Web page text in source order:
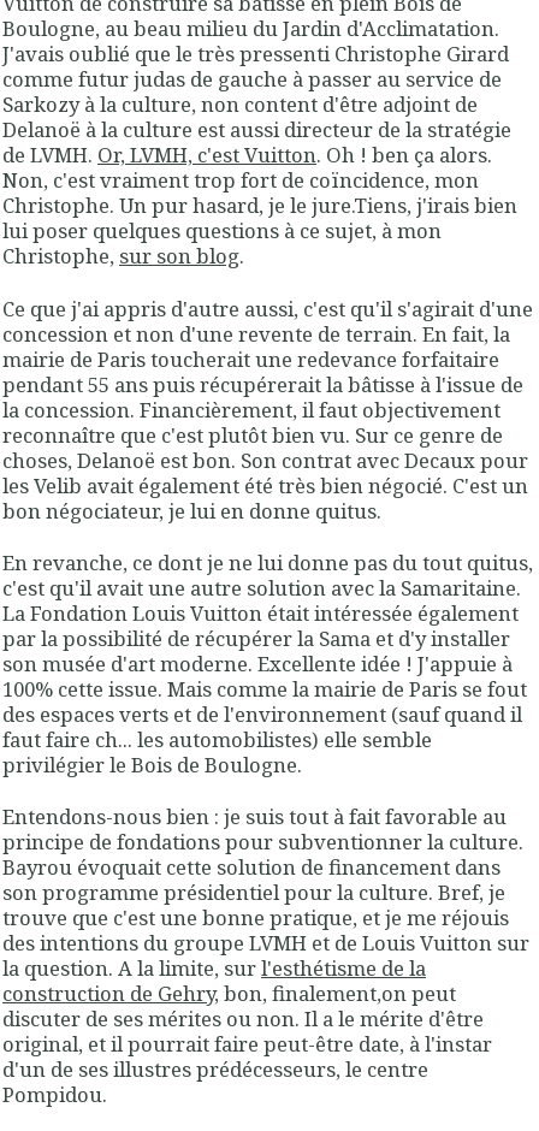
Boulogne, au beau milieu du Jardin d'Acclimatation.
J'avais oublié que le très pressenti Christophe Girard
comme futur judas de gauche à passer au service de
Sarkozy à la culture, non content d'être adjoint de
Delanoë à la culture est aussi directeur de la stratégie
de LVMH. Or, LVMH, c'est Vuitton. Oh ! ben ça alors.
Non, c'est vraiment trop fort de coïncidence, mon
Christophe. Un pur hasard, je le jure.Tiens, j'irais bien
lui poser quelques questions à ce sujet, à mon
Christophe, sur son blog.
Ce que j'ai appris d'autre aussi, c'est qu'il s'agirait d'une
concession et non d'une revente de terrain. En fait, la
mairie de Paris toucherait une redevance forfaitaire
pendant 55 ans puis récupérerait la bâtisse à l'issue de
la concession. Financièrement, il faut objectivement
reconnaître que c'est plutôt bien vu. Sur ce genre de
choses, Delanoë est bon. Son contrat avec Decaux pour
les Velib avait également été très bien négocié. C'est un
bon négociateur, je lui en donne quitus.
En revanche, ce dont je ne lui donne pas du tout quitus,
c'est qu'il avait une autre solution avec la Samaritaine.
La Fondation Louis Vuitton était intéressée également
par la possibilité de récupérer la Sama et d'y installer
son musée d'art moderne. Excellente idée ! J'appuie à
100% cette issue. Mais comme la mairie de Paris se fout
des espaces verts et de l'environnement (sauf quand il
faut faire ch... les automobilistes) elle semble
privilégier le Bois de Boulogne.
Entendons-nous bien : je suis tout à fait favorable au
principe de fondations pour subventionner la culture.
Bayrou évoquait cette solution de financement dans
son programme présidentiel pour la culture. Bref, je
trouve que c'est une bonne pratique, et je me réjouis
des intentions du groupe LVMH et de Louis Vuitton sur
la question. A la limite, surl'esthétisme de la
construction de Gehry, bon, finalement,on peut
discuter de ses mérites ou non. Il a le mérite d'être
original, et il pourrait faire peut-être date, à l'instar
d'un de ses illustres prédécesseurs, le centre
Pompidou.